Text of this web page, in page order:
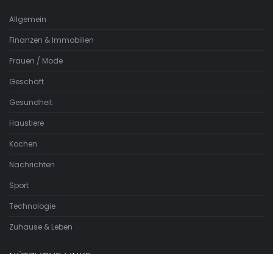
Allgemein
Finanzen & Immobilien
Frauen / Mode
Geschäft
Gesundheit
Haustiere
Kochen
Nachrichten
Sport
Technologie
Zuhause & Leben